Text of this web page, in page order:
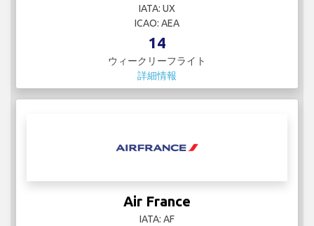
IATA: UX
ICAO: AEA
14
ウィークリーフライト
詳細情報
Air France
IATA: AF